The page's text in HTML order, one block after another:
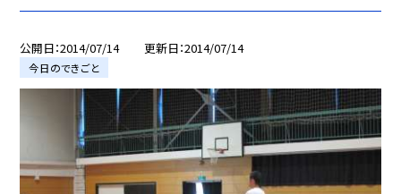
公開日 2014/07/14 更新日 2014/07/14
今日のできごと